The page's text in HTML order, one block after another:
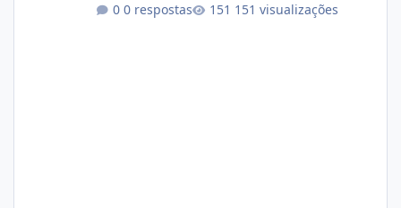
xjx23zz5f Criamos uma breve explicação:
0 respostas 151 visualizações